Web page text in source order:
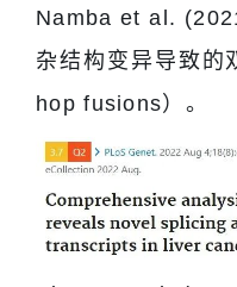
Namba et al.
杂结构变异导致的
hop fusions）。